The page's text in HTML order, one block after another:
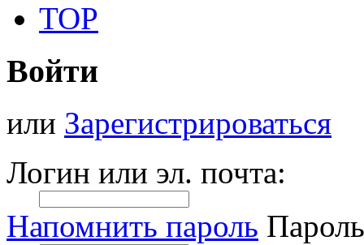
TOP
Войти
или Зарегистрироваться
Логин или эл. почта:
Напомнить пароль